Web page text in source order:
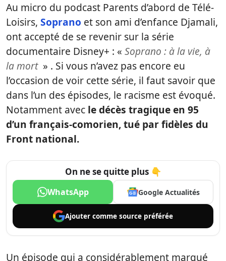
Au micro du podcast Parents d’abord de Télé-
Loisirs, Soprano et son ami d’enfance Djamali,
ont accepté de se revenir sur la série
documentaire Disney+ : « Soprano : à la vie, à
la mort» . Si vous n’avez pas encore eu
l’occasion de voir cette série, il faut savoir que
dans l’un des épisodes, le racisme est évoqué.
Notamment avec le décès tragique en 95
d’un français-comorien, tué par fidèles du
Front national.
On ne se quitte plus 👇
WhatsApp Google Actualités
Ajouter comme source préférée
Un épisode qui a considérablement marqué